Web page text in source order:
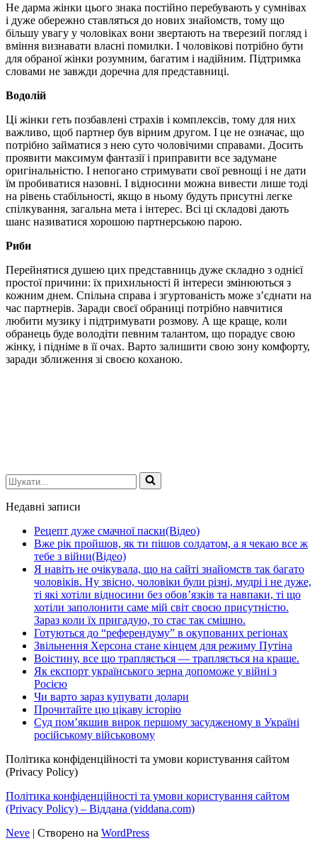
Не дарма жінки цього знака постійно перебувають у сумнівах
і дуже обережно ставляться до нових знайомств, тому що
більшу увагу у чоловіках вони звертають на тверезий погляд і
вміння визнавати власні помилки. І чоловікові потрібно бути
для обраної жінки розумним, багатим і надійним. Підтримка
словами не завжди доречна для представниці.
Водолій
Ці жінки геть позбавлені страхів і комплексів, тому для них
важливо, щоб партнер був вірним другом. І це не означає, що
потрібно займатися з нею суто чоловічими справами. Досить
проявити максимум фантазії і приправити все задумане
оригінальністю. І непогано стримувати свої ревнощі і не дати
їм пробиватися назовні. І відносини можна вивести лише тоді
на рівень стабільності, якщо в ньому будуть присутні легке
спілкування, загальна мета і інтерес. Всі ці складові дають
шанс називатися хорошою партнерською парою.
Риби
Перейнятися душею цих представниць дуже складно з однієї
простої причини: їх прихильності й інтереси змінюються з
кожним днем. Спільна справа і згуртованість може з’єднати на
час партнерів. Заради своєї обраниці потрібно навчитися
любити музику і підтримувати розмову. А ще краще, коли
обранець буде володіти певним талантом, що порадує свою
жінку, і підніме в її очах. Варто залишити свою зону комфорту,
заради зближення зі своєю коханою.
Шукати...
Недавні записи
Рецепт дуже смачної паски(Відео)
Вже рік пройшов, як ти пішов солдатом, а я чекаю все ж
тебе з війни(Відео)
Я навіть не очікувала, що на сайті знайомств так багато
чоловіків. Ну звісно, чоловіки були різні, мудрі і не дуже,
ті які хотіли відносини без обов’язків та навпаки, ті що
хотіли заполонити саме мій світ своєю присутністю.
Зараз коли їх пригадую, то стає так смішно.
Готуються до “референдуму” в окупованих регіонах
Звільнення Херсона стане кінцем для режиму Путіна
Воістину, все що трапляється — трапляється на краще.
Як експорт українського зерна допоможе у війні з
Росією
Чи варто зараз купувати долари
Прочитайте цю цікаву історію
Суд пом’якшив вирок першому засудженому в Україні
російському військовому
Політика конфіденційності та умови користування сайтом
(Privacy Policy)
Політика конфіденційності та умови користування сайтом
(Privacy Policy) – Віддана (viddana.com)
Neve | Створено на WordPress